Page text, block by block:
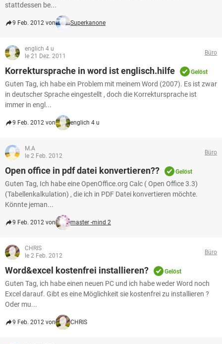
stattdessen be...
9 Feb. 2012 von Superkanone
englich 4 u
le 21 Dez. 2011
Büro
Korrektursprache in word ist englisch.hilfe Gelöst
Guten Tag, ich habe ein Problem mit meinem Word (2007). Es ist zwar
in deutscher Sprache eingestellt , doch die Korrektursprache ist
immer in engl...
9 Feb. 2012 von englich 4 u
M.A
le 2 Feb. 2012
Büro
Open office in pdf datei konvertieren?? Gelöst
Guten Tag, Ich habe eine OpenOffice.org Calc ( Open Office 3.3)
(Tabellenkalkulation) , die ich in PDF Datei konvertieren möchte.
Könnte jeman...
9 Feb. 2012 von master -mind 2
CHRIS
le 2 Feb. 2012
Büro
Word&excel kostenfrei installieren? Gelöst
Guten Tag, ich habe einen neuen PC und ich habe weder Word noch
Excel darauf. Gibt es eine Möglichkeit sie kostenfrei zu installieren ?
Oder mu...
9 Feb. 2012 von CHRIS